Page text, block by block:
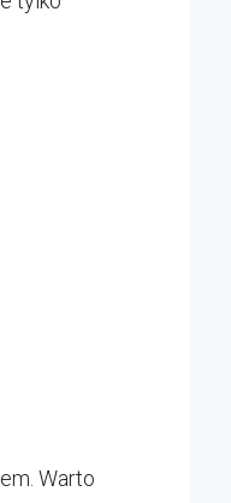
Warto